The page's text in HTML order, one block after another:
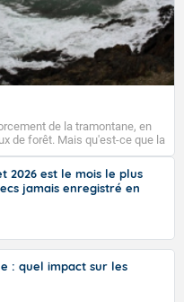
de la tramontane, en
de forêt. Mais qu'est-ce que la
? La tramontane est un
à nord, ou ouest à nord-
à la vallée de l’Aude et à
vient du latin trasmontanus,
régions montagneuses
2026 est le mois le plus
jamais enregistré en
: quel impact sur les